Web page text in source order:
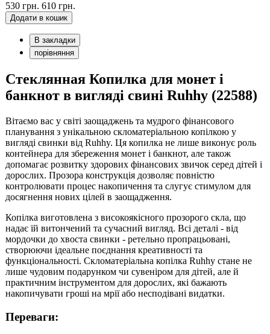
530 грн. 610 грн.
Додати в кошик
В закладки
порівняння
Cтеклянная Копилка для монет і
банкнот в вигляді свині Ruhhy (22588)
Вітаємо вас у світі заощаджень та мудрого фінансового
планування з унікальною скломатеріальною копілкою у
вигляді свинки від Ruhhy. Ця копилка не лише виконує роль
контейнера для збереження монет і банкнот, але також
допомагає розвитку здорових фінансових звичок серед дітей і
дорослих. Прозора конструкція дозволяє повністю
контролювати процес накопичення та слугує стимулом для
досягнення нових цілей в заощадження.
Копілка виготовлена з високоякісного прозорого скла, що
надає їй витончений та сучасний вигляд. Всі деталі - від
мордочки до хвоста свинки - ретельно пропрацьовані,
створюючи ідеальне поєднання креативності та
функціональності. Скломатеріальна копілка Ruhhy стане не
лише чудовим подарунком чи сувеніром для дітей, але й
практичним інструментом для дорослих, які бажають
накопичувати гроші на мрії або несподівані видатки.
Переваги: